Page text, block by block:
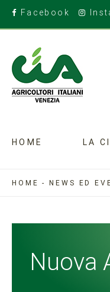
Facebook
HOME LA
HOME -NEWS ED
Nuova